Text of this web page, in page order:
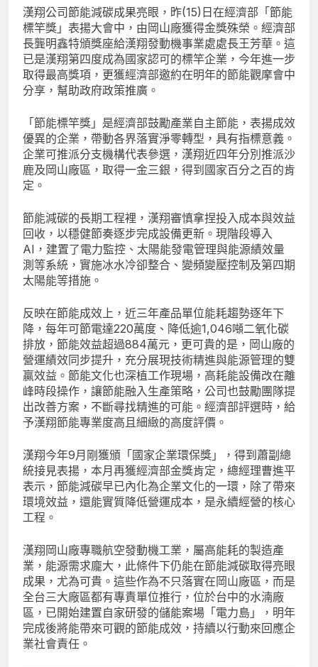
漢翔公司節能減碳成果亮眼，昨(15)日在經濟部「節能
標竿獎」表揚大會中，由岡山廠獲得金獎殊榮。經濟部
長龔明鑫特頒獎座給漢翔發動機事業處處長王芳華。這
已是漢翔第四度成為國家認可的標竿企業，今年進一步
取得最高獎項，更獲經濟部邀約在明年的節能觀摩會中
分享，幫助政府政策推廣。
「節能標竿獎」是經濟部鼓勵產業自主節能，表揚成效
優異的企業，帶動各界落實淨零轉型，具有指標意義。
企業可推派分支機構代表參選，漢翔近四年分別推派沙
鹿及岡山廠區，取得一金三銀，得到國家百分之百的肯
定。
節能減碳的長期工程裡，漢翔審慎拿捏投入成本與效益
回收，以穩健節奏逐步完成設備更新。現階段導入
AI，建置了電力監控、太陽能發電管理與能源績效量
測等系統，實施冰水冷卻整合、變頻變壓控制及第四期
太陽能等措施。
反映在節能成效上，近三年產品單位能耗趨勢逐年下
降，每年可節電達220萬度、降低逾1,046噸二氧化碳
排放，節能效益超過884萬元，更可貴的是，岡山廠的
營運績效同步提升，充分展現技術精進與能源管理的雙
贏效益。節能文化也深植工作現場，高耗能設備改在離
峰時段操作，讓節能融入生產策略，公司也鼓勵團隊提
出改善方案，不斷尋找精進的可能。經濟部評選時，給
予漢翔節能專業度高且細緻的高度評價。
漢翔今年9月剛獲頒「國家企業環保獎」，得到蕭副總
統接見表揚，本月再獲經濟部金獎肯定，總經理曹進平
表示，節能減碳早已內化為企業文化的一環，除了帶來
環境效益，還能實質降低營運成本，是永續經營的核心
工程。
漢翔岡山廠專職航空發動機工業，屬高能耗的製造產
業，能源需求龐大，此條件下仍能在節能減碳取得亮眼
成果，尤為可貴。這些作為不只落實在岡山廠區，而是
全台三大廠區都有專責單位推行，位於台中的水湳廠
區，已開始建置自家研發的儲能案場「電力島」，明年
完成後將能帶來可觀的節能成效，持續以行動來回應企
業社會責任。